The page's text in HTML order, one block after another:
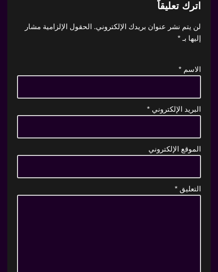
اترك تعليقاً
لن يتم نشر عنوان بريدك الإلكتروني. الحقول الإلزامية مشار
إليها بـ *
الاسم *
البريد الإلكتروني *
الموقع الإلكتروني
التعليق *